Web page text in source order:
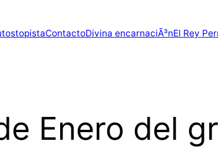
ContactoDivina encarnaciÃ³nEl Rey
Enero del